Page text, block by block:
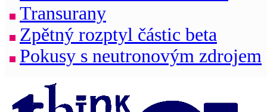
Transurany
Zpětný rozptyl částic beta
Pokusy s neutronovým zdrojem